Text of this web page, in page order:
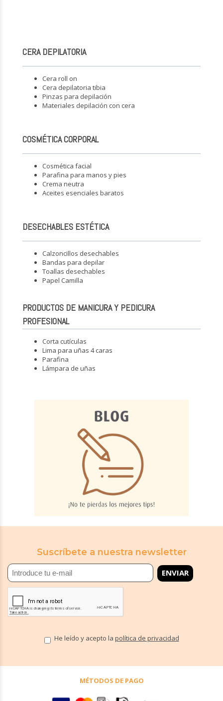
CERA DEPILATORIA
Cera roll on
Cera depilatoria tibia
Pinzas para depilación
Materiales depilación con cera
COSMÉTICA CORPORAL
Cosmética facial
Parafina para manos y pies
Crema neutra
Aceites esenciales baratos
DESECHABLES ESTÉTICA
Calzoncillos desechables
Bandas para depilar
Toallas desechables
Papel Camilla
PRODUCTOS DE MANICURA Y PEDICURA
PROFESIONAL
Corta cutículas
Lima para uñas 4 caras
Parafina
Lámpara de uñas
Suscríbete a nuestra newsletter
He leído y acepto la política de privacidad
MÉTODOS DE PAGO